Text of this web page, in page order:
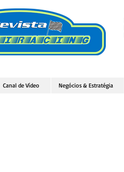
Canal de Vídeo Negócios & Estratégia